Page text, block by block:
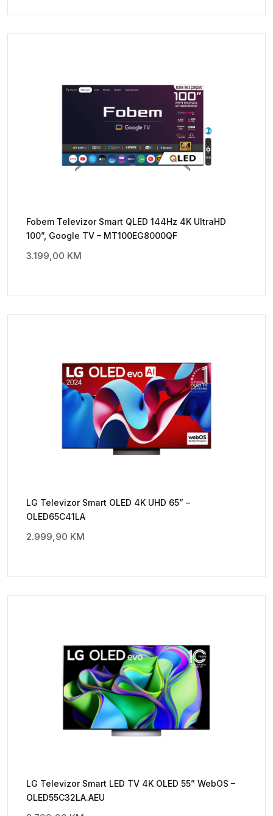
Fobem Televizor Smart QLED 144Hz 4K UltraHD
100”, Google TV – MT100EG8000QF
3.199,00 KM
LG Televizor Smart OLED 4K UHD 65” –
OLED65C41LA
2.999,90 KM
LG Televizor Smart LED TV 4K OLED 55” WebOS –
OLED55C32LA.AEU